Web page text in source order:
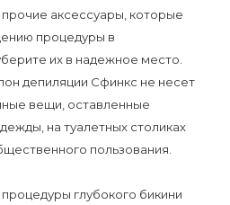
аксессуары, которые
процедуры в
их в надежное место.
депиляции Сфинкс не несет
вещи, оставленные
на туалетных столиках
пользования.
глубокого бикини